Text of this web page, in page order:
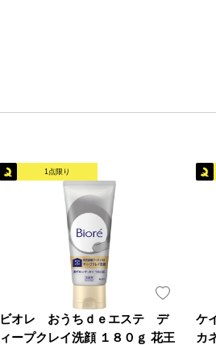
1点限り
ビオレ おうちｄｅエステ デ
ィープクレイ洗顔 １８０ｇ 花王
ケ
カ